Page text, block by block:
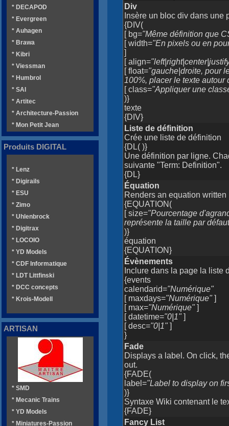
Div
Insère un bloc div dans une
{DIV(
[ bg="Même définition que
[ width="En pixels ou en
]
[ align=
[ float="gauche|droite, pour
100%, placer le texte autour
[ class="Appliquer une
)}
texte
{DIV}
Liste de définition
Crée une liste de définition
{DL( )}
Une définition par ligne.
suivante "Term: Definition".
{DL}
Équation
Renders an equation
{EQUATION(
[ size="Pourcentage
représente la taille par
)}
équation
{EQUATION}
Évènements
Inclure dans la page la liste
{events
calendarid="Numérique"
[ maxdays="Numérique"]
[ max="Numérique"]
[ datetime="0|1"]
[ desc="0|1"]
}
Fade
Displays a label. On click,
out.
{FADE(
label="Label to display on
)}
Syntaxe Wiki contenant le
{FADE}
Fancy List
* DECAPOD
* Evergreen
* Auhagen
* Brawa
* Kibri
* Viessman
* Humbrol
* SAI
* Artitec
* Architecture-Passion
* Mon Petit Jean
Produits DIGITAL
* Lenz
* Digirails
* ESU
* Zimo
* Uhlenbrock
* Digitrax
* LOCOIO
* YD Models
* CDF Informatique
* LDT Littfinski
* DCC concepts
* Krois-Modell
ARTISAN
* SMD
* Mecanic Trains
* YD Models
* Miniatures-Passion